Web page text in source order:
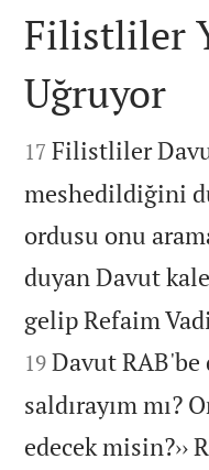

Filistliler
Uğruyor

17 Filistliler
meshedildiğini
ordusu onu
duyan Davut
gelip Refaim
19 Davut RAB'be
saldırayım mı?
edecek misin?››